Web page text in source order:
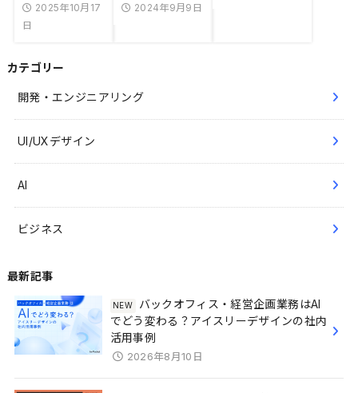
2025年10月17
日
2024年9月9日
カテゴリー
開発・エンジニアリング
UI/UXデザイン
AI
ビジネス
最新記事
バックオフィス・経営企画業務はAI
でどう変わる？アイスリーデザインの社内
活用事例
2026年8月10日